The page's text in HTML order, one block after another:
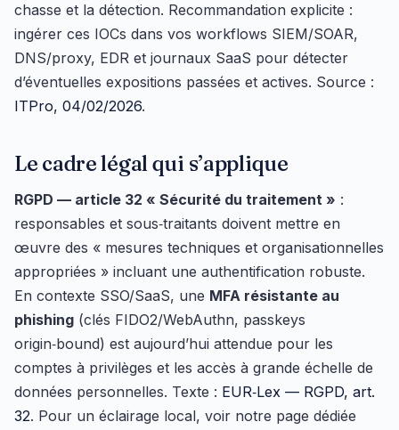
chasse et la détection. Recommandation explicite :
ingérer ces IOCs dans vos workflows SIEM/SOAR,
DNS/proxy, EDR et journaux SaaS pour détecter
d’éventuelles expositions passées et actives. Source :
ITPro, 04/02/2026.
Le cadre légal qui s’applique
RGPD — article 32 « Sécurité du traitement » :
responsables et sous‑traitants doivent mettre en
œuvre des « mesures techniques et organisationnelles
appropriées » incluant une authentification robuste.
En contexte SSO/SaaS, une MFA résistante au
phishing (clés FIDO2/WebAuthn, passkeys
origin‑bound) est aujourd’hui attendue pour les
comptes à privilèges et les accès à grande échelle de
données personnelles. Texte : EUR‑Lex — RGPD, art.
32. Pour un éclairage local, voir notre page dédiée